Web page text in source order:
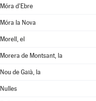
Móra d'Ebre
Móra la Nova
Morell, el
Morera de Montsant, la
Nou de Gaià, la
Nulles